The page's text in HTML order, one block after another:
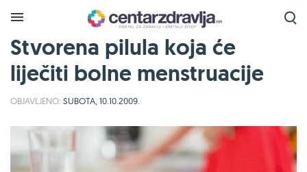
Stvorena pilula koja će
liječiti bolne menstruacije
OBJAVLJENO: SUBOTA, 10.10.2009.